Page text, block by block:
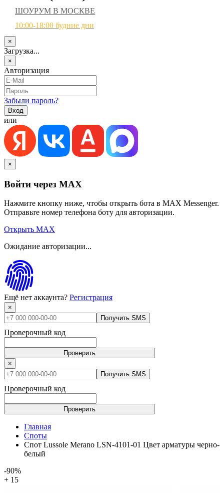
ШОУРУМ В МОСКВЕ
10:00-18:00 будние дни
×
Загрузка...
×
Авторизация
Забыли пароль?
или
×
Войти через MAX
Нажмите кнопку ниже, чтобы открыть бота в MAX Messenger.
Отправьте номер телефона боту для авторизации.
Открыть MAX
Ожидание авторизации...
Ещё нет аккаунта? Регистрация
×
Получить SMS
Проверочный код
Проверить
×
Получить SMS
Проверочный код
Проверить
Главная
Споты
Спот Lussole Merano LSN-4101-01 Цвет арматуры черно-
белый
-90%
+ 15